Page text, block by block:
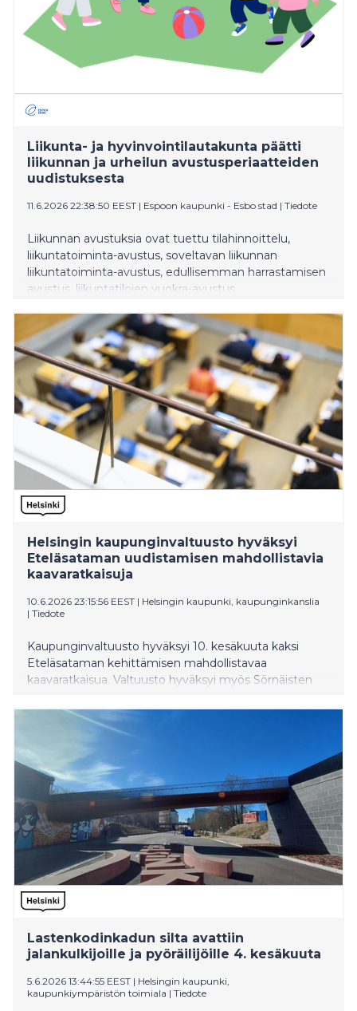
Liikunta- ja hyvinvointilautakunta päätti
liikunnan ja urheilun avustusperiaatteiden
uudistuksesta
11.6.2026 22:38:50 EEST | Espoon kaupunki - Esbo stad | Tiedote
Liikunnan avustuksia ovat tuettu tilahinnoittelu,
liikuntatoiminta-avustus, soveltavan liikunnan
liikuntatoiminta-avustus, edullisemman harrastamisen
avustus, liikuntatilojen vuokra-avustus,
avustusten myöntämisperusteet tulevat voimaan
1.1.2027.
Helsingin kaupunginvaltuusto hyväksyi
Eteläsataman uudistamisen mahdollistavia
kaavaratkaisuja
10.6.2026 23:15:56 EEST | Helsingin kaupunki, kaupunginkanslia
| Tiedote
Kaupunginvaltuusto hyväksyi 10. kesäkuuta kaksi
Eteläsataman kehittämisen mahdollistavaa
kaavaratkaisua. Valtuusto hyväksyi myös Sörnäisten
hankesuunnitelman sekä valitsi valtuuston
puheenjohtajiston toukokuun lopussa 2027
Lastenkodinkadun silta avattiin
jalankulkijoille ja pyöräilijöille 4. kesäkuuta
5.6.2026 13:44:55 EEST | Helsingin kaupunki,
kaupunkiympäristön toimiala | Tiedote